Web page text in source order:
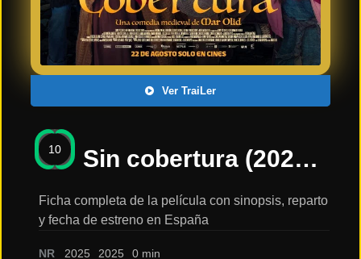
PLATAFORMAS
Series
de TV y
Streaming
Plataformas
Ver TraiLer
10 Sin cobertura (2025) – estreno en cines – Salva Reina y Alexandra Jiménez: sinopsis, reparto y tráiler
Ficha completa de la película con sinopsis, reparto
y fecha de estreno en España
NR 2025 2025 0 min